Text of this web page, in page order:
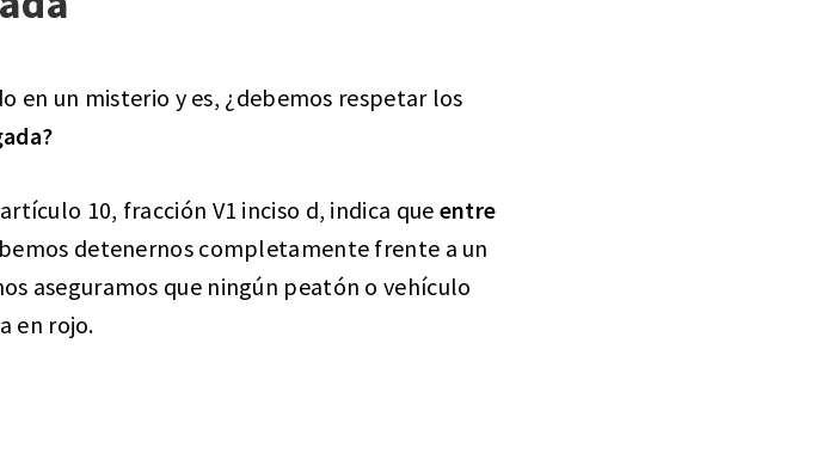
en un misterio y es, ¿debemos respetar los
10, fracción V1 inciso d, indica que entre
detenernos completamente frente a un
aseguramos que ningún peatón o vehículo
en rojo.